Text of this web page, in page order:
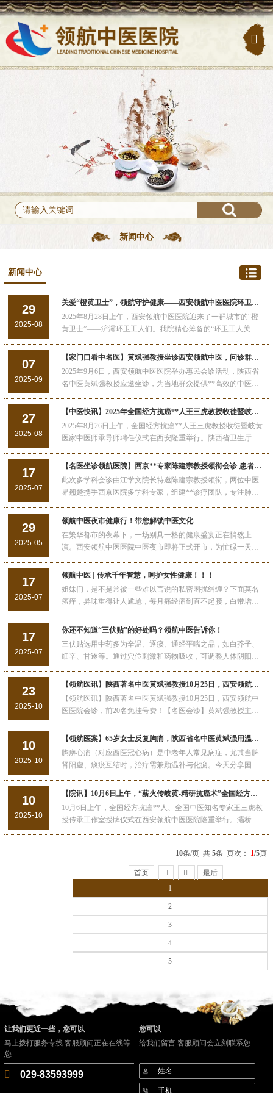
新闻中心
新闻中心
29
2025-08
关爱“橙黄卫士”，领航守护健康——西安领航中医医院环卫工体检行动温暖启程！
2025年8月28日上午，西安领航中医医院迎来了一群城市的“橙
黄卫士”——浐灞环卫工人们。我院精心筹备的“环卫工人关爱
将持续发力，为这群城市的辛勤守护者提供更多元化的暖心服
07
2025-09
【家门口看中名医】黄斌强教授坐诊西安领航中医，问诊群众超预期，主动延时显仁心！
2025年9月6日，西安领航中医医院举办惠民会诊活动，陕西省
名中医黄斌强教授应邀坐诊，为当地群众提供**高效的中医诊
27
2025-08
【中医快讯】2025年全国经方抗癌**人王三虎教授收徒暨岐黄医家中医师承导师聘任仪式在西安举行
2025年8月26日上午，全国经方抗癌**人王三虎教授收徒暨岐黄
医家中医师承导师聘任仪式在西安隆重举行。陕西省卫生厅原
者王三虎教授，西安天颐堂中医医院院长曹振军等出席仪式
17
2025-07
【名医坐诊领航医院】西京**专家陈建宗教授领衔会诊-患者怀盼而至欣慰而返
此次多学科会诊由江学文院长特邀陈建宗教授领衔，两位中医
界翘楚携手西京医院多学科专家，组建**诊疗团队，专注肺结
场患者中，有因体检发现结节而焦虑的年轻人，有长期与甲状
患者。
29
2025-05
领航中医夜市健康行！带您解锁中医文化
在繁华都市的夜幕下，一场别具一格的健康盛宴正在悄然上
演。西安领航中医医院中医夜市即将正式开市，为忙碌一天的
处。
17
2025-07
领航中医 |-传承千年智慧，呵护女性健康！！！
姐妹们，是不是常被一些难以言说的私密困扰纠缠？下面莫名
瘙痒，异味重得让人尴尬，每月痛经痛到直不起腰，白带增多
秘密”，只有自己知道其中的苦。
17
2025-07
你还不知道“三伏贴”的好处吗？领航中医告诉你！
三伏贴选用中药多为辛温、逐痰、通经平喘之品，如白芥子、
细辛、甘遂等。通过穴位刺激和药物吸收，可调整人体阴阳平
23
2025-10
【领航医讯】陕西著名中医黄斌强教授10月25日，西安领航中医医院会诊，前20名免挂号费！
【领航医讯】陕西著名中医黄斌强教授10月25日，西安领航中
医医院会诊，前20名免挂号费！【名医会诊】黄斌强教授主任
六）上午：8:30-12:00
10
2025-10
【领航医案】65岁女士反复胸痛，陕西省名中医黄斌强用温肾健脾法解难题！
胸痹心痛（对应西医冠心病）是中老年人常见病症，尤其当脾
肾阳虚、痰瘀互结时，治疗需兼顾温补与化瘀。今天分享国医
看中医如何通过辨证调方，缓解反复胸痛难题。一、医家简
授作为陕西省···
10
2025-10
【院讯】10月6日上午，“薪火传岐黄-精研抗癌术”全国经方抗癌**人--王三虎教授传承工作室落户西安领航中医医院！
10月6日上午，全国经方抗癌**人、全国中医知名专家王三虎教
授传承工作室授牌仪式在西安领航中医医院隆重举行。灞桥区
一承载中医传承使命、赋能肿瘤诊疗事业的重要时刻。西安领
10条/页 共5条 页次： 1/5页
首页
1
2
3
4
5
最后
让我们更近一些，您可以
马上拨打服务专线 客服顾问正在在线等
您
029-83593999
您可以
给我们留言 客服顾问会立刻联系您